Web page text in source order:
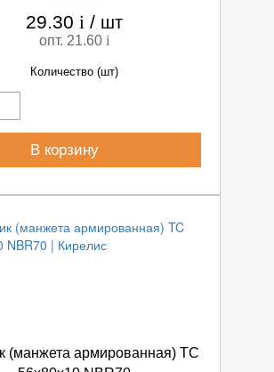
29.30i / шт
опт. 21.60i
Количество (шт)
В корзину
(манжета армированная) TC